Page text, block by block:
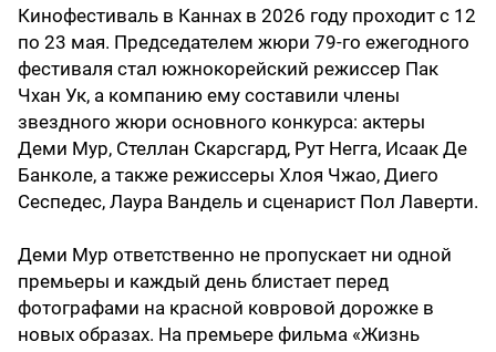
Кинофестиваль в Каннах в 2026 году проходит с 12
по 23 мая. Председателем жюри 79-го ежегодного
фестиваля стал южнокорейский режиссер Пак
Чхан Ук, а компанию ему составили члены
звездного жюри основного конкурса: актеры
Деми Мур, Стеллан Скарсгард, Рут Негга, Исаак Де
Банколе, а также режиссеры Хлоя Чжао, Диего
Сеспедес, Лаура Вандель и сценарист Пол Лаверти.
Деми Мур ответственно не пропускает ни одной
премьеры и каждый день блистает перед
фотографами на красной ковровой дорожке в
новых образах. На премьере фильма «Жизнь